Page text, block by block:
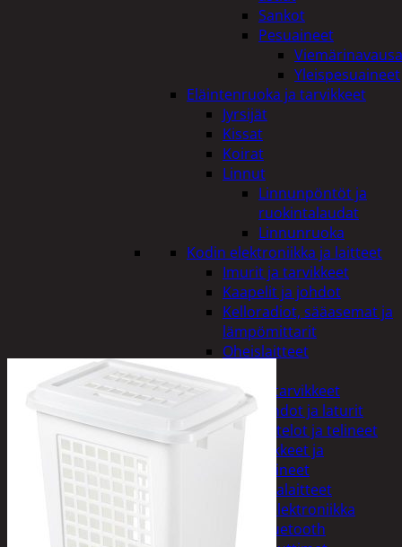
Sankot
Pesuaineet
Yleispesuaineet
Eläintenruoka ja tarvikkeet
Jyrsijät
Kissat
Koirat
Linnut
Linnunpöntöt ja
ruokintalaudat
Linnunruoka
Kodin elektroniikka ja laitteet
Imurit ja tarvikkeet
Kaapelit ja johdot
Kelloradiot, sääasemat ja
lämpömittarit
Oheislaitteet
Puhelintarvikkeet
Johdot ja laturit
Kotelot ja telineet
Tv-tarvikkeet ja
seinätelineet
Varavirtalaitteet
Viihde-elektroniikka
Bluetooth